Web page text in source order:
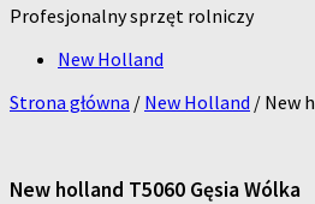
Profesjonalny sprzęt rolniczy
New Holland
Strona główna / New Holland / New
New holland T5060 Gęsia Wólka